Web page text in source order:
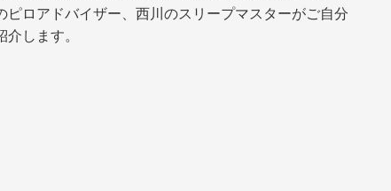
ピロアドバイザー、西川のスリープマスターがご自分
します。